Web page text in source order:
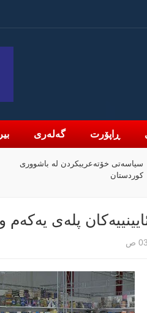
ڕاپۆرت گەلەری
سیاسەتی خۆتەعریبکردن لە باشووری
کوردستان
پلەی